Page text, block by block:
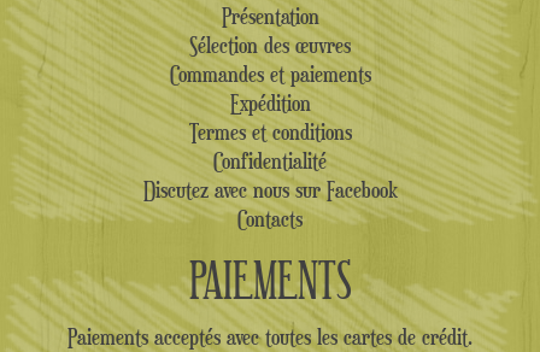
Présentation
Sélection des œuvres
Commandes et paiements
Expédition
Termes et conditions
Confidentialité
Discutez avec nous sur Facebook
Contacts
PAIEMENTS
Paiements acceptés avec toutes les cartes de crédit.